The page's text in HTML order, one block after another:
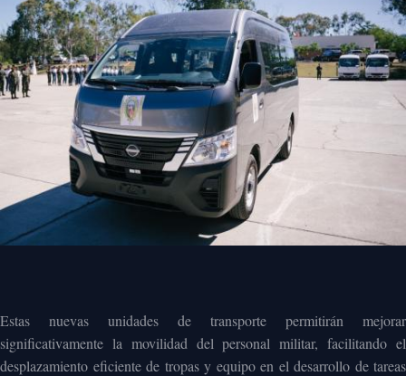
Estas nuevas unidades de transporte permitirán mejorar
significativamente la movilidad del personal militar, facilitando el
desplazamiento eficiente de tropas y equipo en el desarrollo de tareas